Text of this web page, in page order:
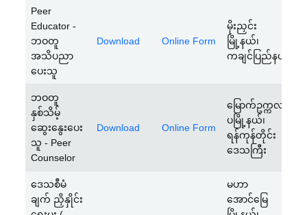
Peer
Educator -
ဘဝတူ
အသိပညာ
ပေးသူ
Download Online Form
မိုးညှင်း
မြို့နယ်၊
ကချင်ပြည်နယ်
ဘဝတူ
နှစ်သိမ့်
ဆွေးနွေး‌ပေး
သူ - Peer
Counselor
Download Online Form
မြောက်ဥက္ကလာ
ပမြို့နယ်၊
ရန်ကုန်တိုင်း
ဒေသကြီး
ဒေသစီမံ
ချက် ညှိနှိုင်း
မဟာ
အောင်မြေ